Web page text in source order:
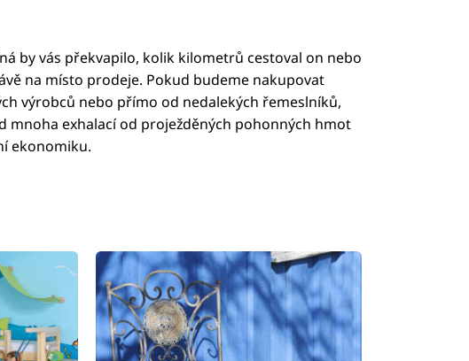
by vás překvapilo, kolik kilometrů cestoval on nebo
na místo prodeje. Pokud budeme nakupovat
výrobců nebo přímo od nedalekých řemeslníků,
mnoha exhalací od proježděných pohonných hmot
ekonomiku.